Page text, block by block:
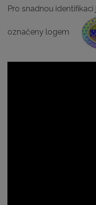
Pro snadnou
označeny logem